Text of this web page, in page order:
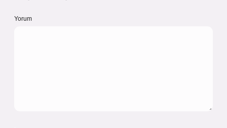
Yorum